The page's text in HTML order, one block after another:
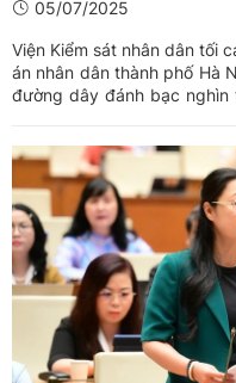
05/07/2025
Viện Kiểm sát nhân dân tối
án nhân dân thành phố Hà
đường dây đánh bạc nghìn